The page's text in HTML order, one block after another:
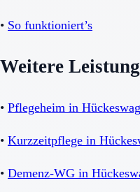
• So funktioniert’s
Weitere
• Pflegeheim in
• Kurzzeitpflege in
• Demenz-WG in